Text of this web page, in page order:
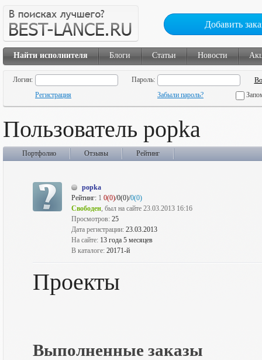
Добавить
Найти исполнителя Блоги Статьи Новости
Логин:
Пароль:
Регистрация
Забыли пароль?
Пользователь popka
Портфолио Отзывы Рейтинг
popka
Рейтинг: 1 0(0)/0(0)/0(0)
Свободен, был на сайте 23.03.2013 16:16
Просмотров: 25
Дата регистрации: 23.03.2013
На сайте: 13 года 5 месяцев
В каталоге: 20171-й
Проекты
Выполненные заказы